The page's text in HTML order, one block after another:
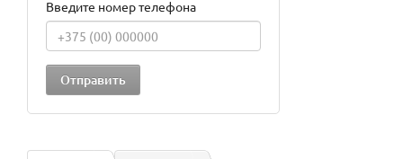
Введите номер телефона